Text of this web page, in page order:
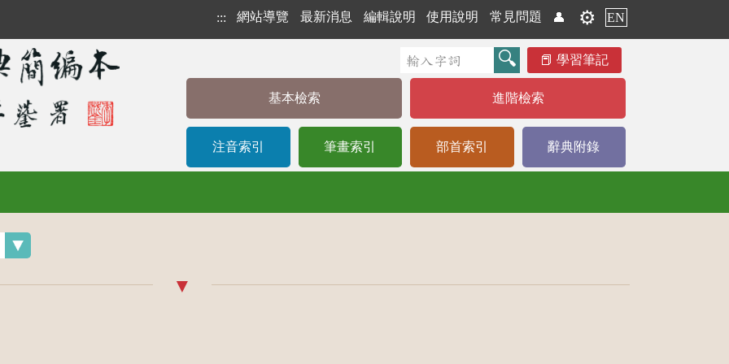
::: 網站導覽 最新消息 編輯說明 使用說明 常見問題 👤 ⚙️ EN
學習筆記
基本檢索 進階檢索
注音索引 筆畫索引 部首索引 辭典附錄